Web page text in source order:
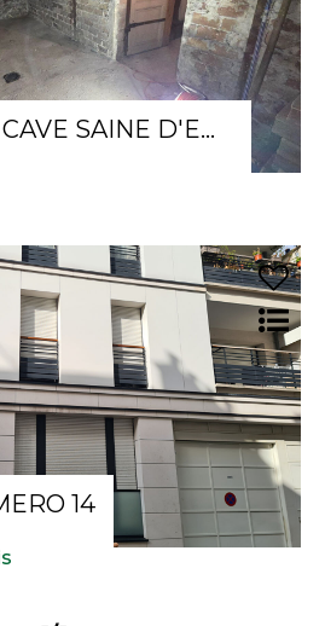
JOURDAIN - CAVE SAINE D'ENVIRON 15m²
14